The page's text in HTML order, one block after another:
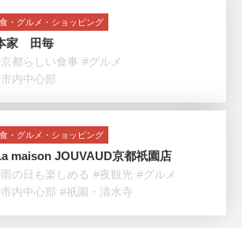
食・グルメ・ショッピング
家 田毎
都らしい食事 #グルメ
内中心部
食・グルメ・ショッピング
maison JOUVAUD京都祇園店
の日も楽しめる #夜観光 #グルメ
内中心部 #祇園・清水寺